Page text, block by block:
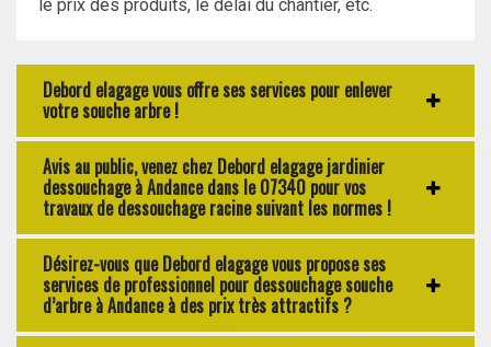
le prix des produits, le délai du chantier, etc.
Debord elagage vous offre ses services pour enlever
votre souche arbre !
Avis au public, venez chez Debord elagage jardinier
dessouchage à Andance dans le 07340 pour vos
travaux de dessouchage racine suivant les normes !
Désirez-vous que Debord elagage vous propose ses
services de professionnel pour dessouchage souche
d’arbre à Andance à des prix très attractifs ?